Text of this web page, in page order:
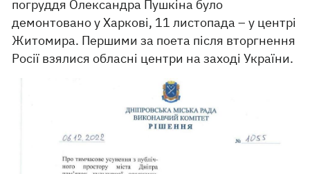
погруддя Олександра Пушкіна було
демонтовано у Харкові, 11 листопада – у центрі
Житомира. Першими за поета після вторгнення
Росії взялися обласні центри на заході України.